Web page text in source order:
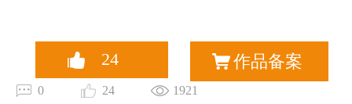
24 作品备案
0 24
1921